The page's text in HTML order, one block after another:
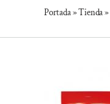
Portada»Tienda»